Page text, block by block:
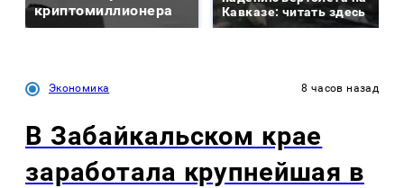
криптомиллионера
Кавказе: читать здесь
Экономика 8 часов назад
В Забайкальском крае
заработала крупнейшая в